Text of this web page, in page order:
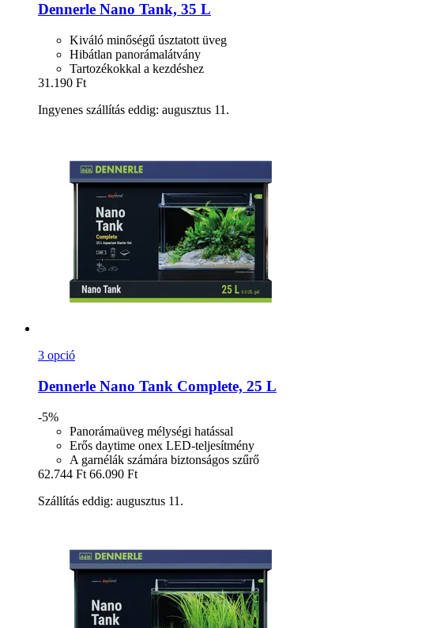
Dennerle Nano Tank, 35 L
Kiváló minőségű úsztatott üveg
Hibátlan panorámalátvány
Tartozékokkal a kezdéshez
31.190 Ft
Ingyenes szállítás eddig: augusztus 11.
3 opció
Dennerle Nano Tank Complete, 25 L
-5%
Panorámaüveg mélységi hatással
Erős daytime onex LED-teljesítmény
A garnélák számára biztonságos szűrő
62.744 Ft 66.090 Ft
Szállítás eddig: augusztus 11.